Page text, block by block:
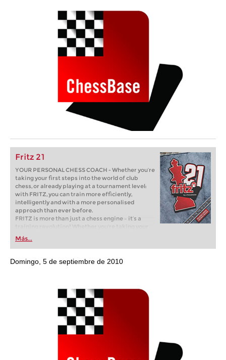
Fritz 21
YOUR PERSONAL CHESS COACH - Whether you’re
taking your first steps into the world of club
chess, or already playing at a tournament level:
with FRITZ, you can train more efficiently,
intelligently and with a more personalised
approach than ever before.
FRITZ is more than just a chess engine – it’s a
training revolution! Whether you’re taking your
first steps into the world of club chess, or already
playing at a tournament level: with FRITZ, you can
train more efficiently, intelligently and with a
more personalised approach than ever before.
Más...
Domingo, 5 de septiembre de 2010